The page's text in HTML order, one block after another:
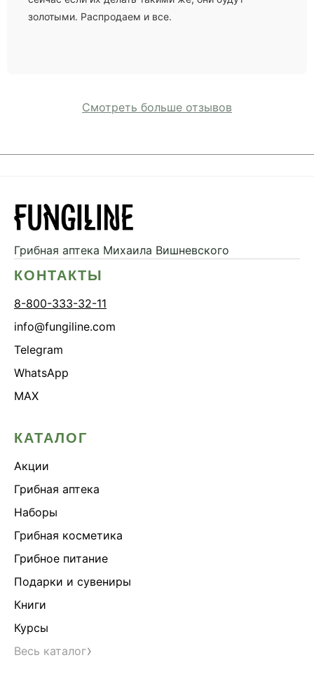
золотыми. Распродаем и все.
Смотреть больше отзывов
Грибная аптека Михаила Вишневского
КОНТАКТЫ
8-800-333-32-11
info@fungiline.com
Telegram
WhatsApp
MAX
КАТАЛОГ
Акции
Грибная аптека
Наборы
Грибная косметика
Грибное питание
Подарки и сувениры
Книги
Курсы
Весь каталог›